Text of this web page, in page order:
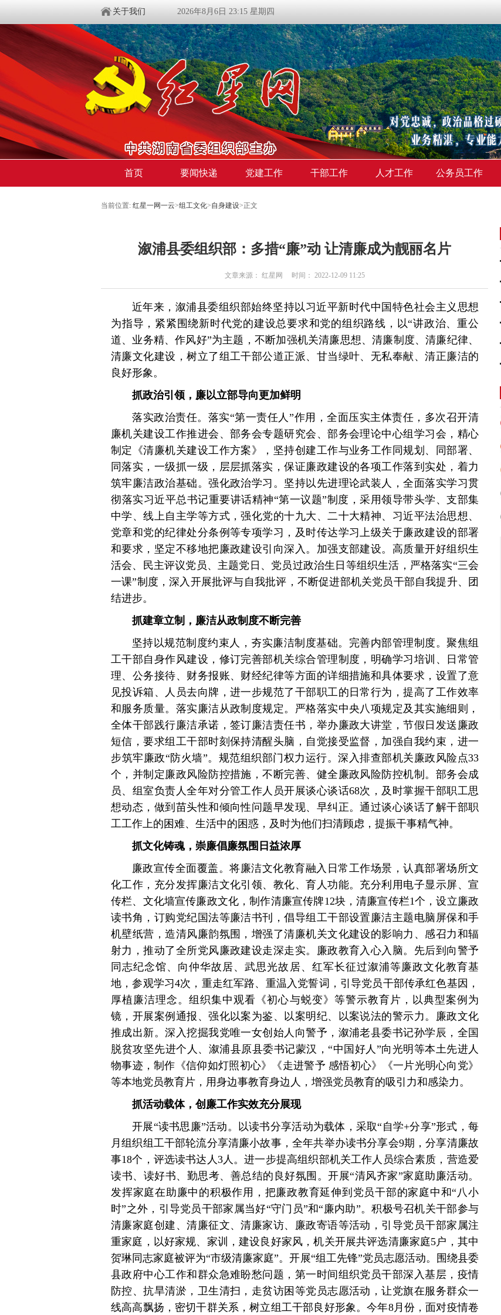
关于我们 2026年8月6日 23:15 星期四
首页 要闻快递 党建工作 干部工作 人才工作 公务员工作
当前位置: 红星一网一云>组工文化>自身建设>正文
溆浦县委组织部：多措“廉”动 让清廉成为靓丽名片
文章来源： 红星网 时间： 2022-12-09 11:25
近年来，溆浦县委组织部始终坚持以习近平新时代中国特色社会主义思想
为指导，紧紧围绕新时代党的建设总要求和党的组织路线，以“讲政治、重公
道、业务精、作风好”为主题，不断加强机关清廉思想、清廉制度、清廉纪律、
清廉文化建设，树立了组工干部公道正派、甘当绿叶、无私奉献、清正廉洁的
良好形象。
抓政治引领，廉以立部导向更加鲜明
落实政治责任。落实“第一责任人”作用，全面压实主体责任，多次召开清
廉机关建设工作推进会、部务会专题研究会、部务会理论中心组学习会，精心
制定《清廉机关建设工作方案》，坚持创建工作与业务工作同规划、同部署、
同落实，一级抓一级，层层抓落实，保证廉政建设的各项工作落到实处，着力
筑牢廉洁政治基础。强化政治学习。坚持以先进理论武装人，全面落实学习贯
彻落实习近平总书记重要讲话精神“第一议题”制度，采用领导带头学、支部集
中学、线上自主学等方式，强化党的十九大、二十大精神、习近平法治思想、
党章和党的纪律处分条例等专项学习，及时传达学习上级关于廉政建设的部署
和要求，坚定不移地把廉政建设引向深入。加强支部建设。高质量开好组织生
活会、民主评议党员、主题党日、党员过政治生日等组织生活，严格落实“三会
一课”制度，深入开展批评与自我批评，不断促进部机关党员干部自我提升、团
结进步。
抓建章立制，廉洁从政制度不断完善
坚持以规范制度约束人，夯实廉洁制度基础。完善内部管理制度。聚焦组
工干部自身作风建设，修订完善部机关综合管理制度，明确学习培训、日常管
理、公务接待、财务报账、财经纪律等方面的详细措施和具体要求，设置了意
见投诉箱、人员去向牌，进一步规范了干部职工的日常行为，提高了工作效率
和服务质量。落实廉洁从政制度规定。严格落实中央八项规定及其实施细则，
全体干部践行廉洁承诺，签订廉洁责任书，举办廉政大讲堂，节假日发送廉政
短信，要求组工干部时刻保持清醒头脑，自觉接受监督，加强自我约束，进一
步筑牢廉政“防火墙”。规范组织部门权力运行。深入排查部机关廉政风险点33
个，并制定廉政风险防控措施，不断完善、健全廉政风险防控机制。部务会成
员、组室负责人全年对分管工作人员开展谈心谈话68次，及时掌握干部职工思
想动态，做到苗头性和倾向性问题早发现、早纠正。通过谈心谈话了解干部职
工工作上的困难、生活中的困惑，及时为他们扫清顾虑，提振干事精气神。
抓文化铸魂，崇廉倡廉氛围日益浓厚
廉政宣传全面覆盖。将廉洁文化教育融入日常工作场景，认真部署场所文
化工作，充分发挥廉洁文化引领、教化、育人功能。充分利用电子显示屏、宣
传栏、文化墙宣传廉政文化，制作清廉宣传牌12块，清廉宣传栏1个，设立廉政
读书角，订购党纪国法等廉洁书刊，倡导组工干部设置廉洁主题电脑屏保和手
机壁纸营，造清风廉韵氛围，增强了清廉机关文化建设的影响力、感召力和辐
射力，推动了全所党风廉政建设走深走实。廉政教育入心入脑。先后到向警予
同志纪念馆、向仲华故居、武思光故居、红军长征过溆浦等廉政文化教育基
地，参观学习4次，重走红军路、重温入党誓词，引导党员干部传承红色基因，
厚植廉洁理念。组织集中观看《初心与蜕变》等警示教育片，以典型案例为
镜，开展案例通报、强化以案为鉴、以案明纪、以案说法的警示力。廉政文化
推成出新。深入挖掘我党唯一女创始人向警予，溆浦老县委书记孙学辰，全国
脱贫攻坚先进个人、溆浦县原县委书记蒙汉，“中国好人”向光明等本土先进人
物事迹，制作《信仰如灯照初心》《走进警予 感悟初心》《一片光明心向党》
等本地党员教育片，用身边事教育身边人，增强党员教育的吸引力和感染力。
抓活动载体，创廉工作实效充分展现
开展“读书思廉”活动。以读书分享活动为载体，采取“自学+分享”形式，每
月组织组工干部轮流分享清廉小故事，全年共举办读书分享会9期，分享清廉故
事18个，评选读书达人3人。进一步提高组织部机关工作人员综合素质，营造爱
读书、读好书、勤思考、善总结的良好氛围。开展“清风齐家”家庭助廉活动。
发挥家庭在助廉中的积极作用，把廉政教育延伸到党员干部的家庭中和“八小
时”之外，引导党员干部家属当好“守门员”和“廉内助”。积极号召机关干部参与
清廉家庭创建、清廉征文、清廉家访、廉政寄语等活动，引导党员干部家属注
重家庭，以好家规、家训，建设良好家风，机关开展共评选清廉家庭5户，其中
贺琳同志家庭被评为“市级清廉家庭”。开展“组工先锋”党员志愿活动。围绕县委
县政府中心工作和群众急难盼愁问题，第一时间组织党员干部深入基层，疫情
防控、抗旱清淤，卫生清扫，走贫访困等党员志愿活动，让党旗在服务群众一
线高高飘扬，密切干群关系，树立组工干部良好形象。今年8月份，面对疫情卷